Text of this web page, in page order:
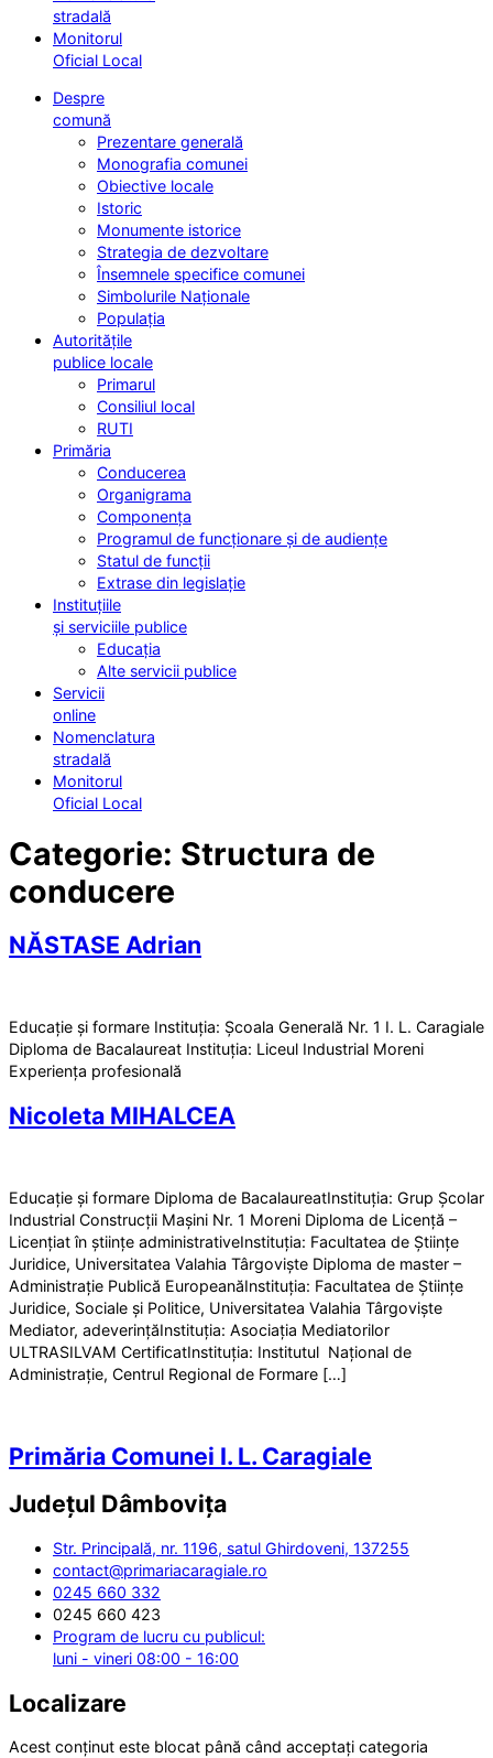
stradală
Monitorul
Oficial Local
Despre
comună
Prezentare generală
Monografia comunei
Obiective locale
Istoric
Monumente istorice
Strategia de dezvoltare
Însemnele specifice comunei
Simbolurile Naționale
Populația
Autoritățile
publice locale
Primarul
Consiliul local
RUTI
Primăria
Conducerea
Organigrama
Componența
Programul de funcționare și de audiențe
Statul de funcții
Extrase din legislație
Instituțiile
și serviciile publice
Educația
Alte servicii publice
Servicii
online
Nomenclatura
stradală
Monitorul
Oficial Local
Categorie: Structura de
conducere
NĂSTASE Adrian
Educație și formare Instituția: Școala Generală Nr. 1 I. L. Caragiale
Diploma de Bacalaureat Instituția: Liceul Industrial Moreni
Experiența profesională
Nicoleta MIHALCEA
Educație și formare Diploma de BacalaureatInstituția: Grup Școlar
Industrial Construcții Mașini Nr. 1 Moreni Diploma de Licență –
Licențiat în științe administrativeInstituția: Facultatea de Științe
Juridice, Universitatea Valahia Târgoviște Diploma de master –
Administrație Publică EuropeanăInstituția: Facultatea de Științe
Juridice, Sociale și Politice, Universitatea Valahia Târgoviște
Mediator, adeverințăInstituția: Asociația Mediatorilor
ULTRASILVAM CertificatInstituția: Institutul Național de
Administrație, Centrul Regional de Formare […]
Primăria Comunei I. L. Caragiale
Județul Dâmbovița
Str. Principală, nr. 1196, satul Ghirdoveni, 137255
contact@primariacaragiale.ro
0245 660 332
0245 660 423
Program de lucru cu publicul:
luni - vineri 08:00 - 16:00
Localizare
Acest conținut este blocat până când acceptați categoria